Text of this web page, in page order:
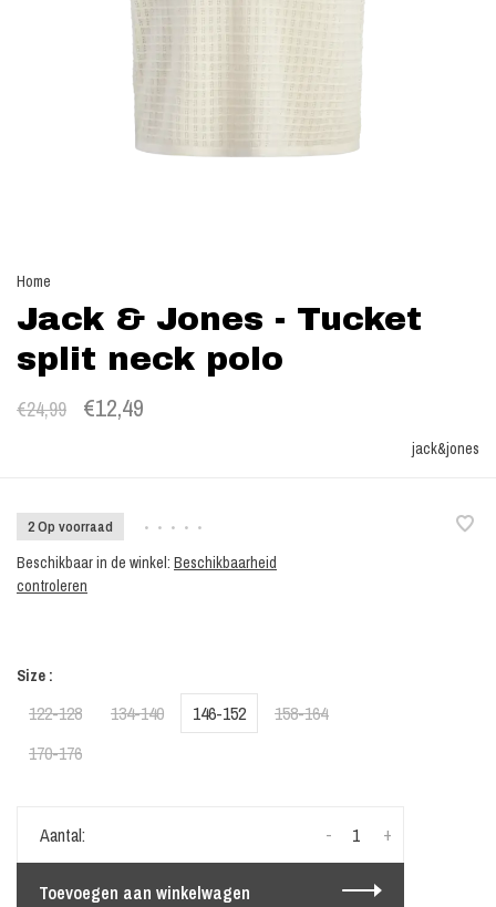
Home
Jack & Jones - Tucket
split neck polo
€24,99 €12,49
jack&jones
2 Op voorraad • • • • •
Beschikbaar in de winkel: Beschikbaarheid
controleren
Size :
122-128 134-140 146-152
158-164
170-176
Aantal: +
-
Toevoegen aan winkelwagen